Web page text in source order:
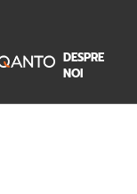
DESPRE
NOI